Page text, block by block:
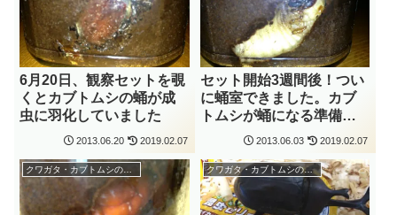
6月20日、観察セットを覗
くとカブトムシの蛹が成
虫に羽化していました
2013.06.20 2019.02.07
セット開始3週間後！つい
に蛹室できました。カブ
トムシが蛹になる準備
2013.06.03 2019.02.07
クワガタ・カブトムシの飼育